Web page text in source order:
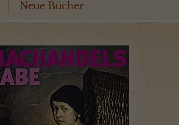
Neue Bücher